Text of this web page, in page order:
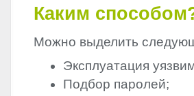
Каким
Можно выделить
Эксплуатация
Подбор паролей;